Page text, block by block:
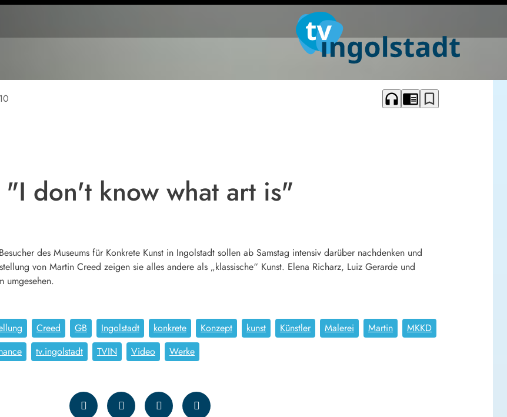
headphones chrome_reader_mode bookmark_border
don't know what art is"
des Museums für Konkrete Kunst in Ingolstadt sollen ab Samstag intensiv darüber nachdenken und
von Martin Creed zeigen sie alles andere als „klassische“ Kunst. Elena Richarz, Luiz Gerarde und
umgesehen.
Creed GB Ingolstadt konkrete Konzept kunst Künstler Malerei Martin
MKKD
tv.ingolstadt TVIN Video Werke